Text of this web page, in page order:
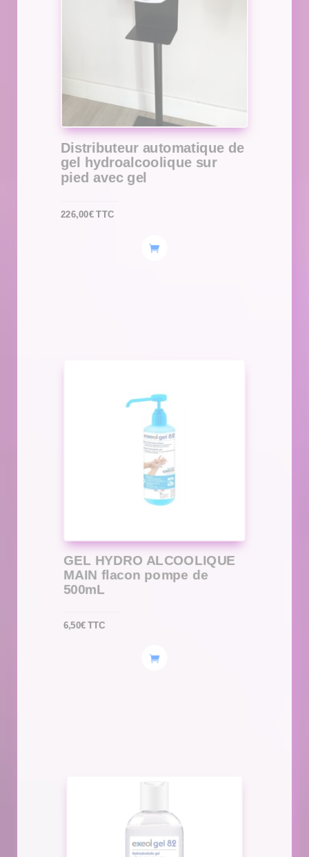
Distributeur automatique de
gel hydroalcoolique sur
pied avec gel
226,00€ TTC
GEL HYDRO ALCOOLIQUE
MAIN flacon pompe de
500mL
6,50€ TTC